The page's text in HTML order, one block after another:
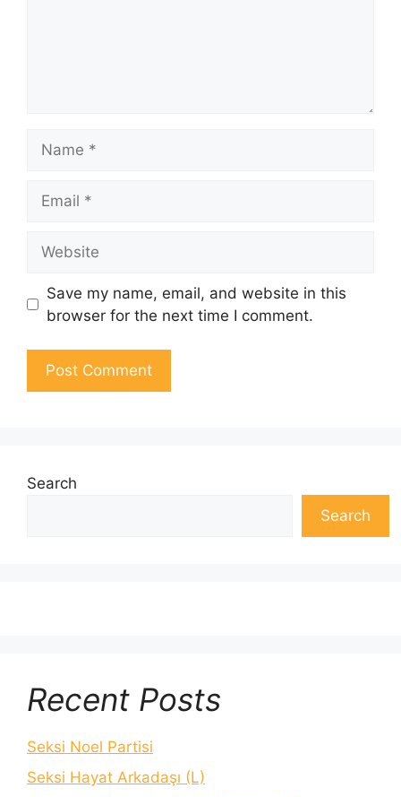
Save my name, email, and website in this
browser for the next time I comment.
Search
Search
Recent Posts
Seksi Noel Partisi
Seksi Hayat Arkadaşı (L)